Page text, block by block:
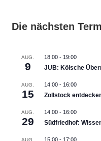
Die nächsten
AUG.
9
18:00- 19:00
JUB: Kölsche
AUG.
15
14:00- 16:00
Zollstock
AUG.
29
14:00- 16:00
Südfriedhof:
15:00- 17:00